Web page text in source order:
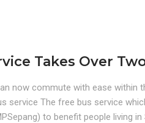
Takes Over
now commute with ease within
service The free bus service
to benefit people living